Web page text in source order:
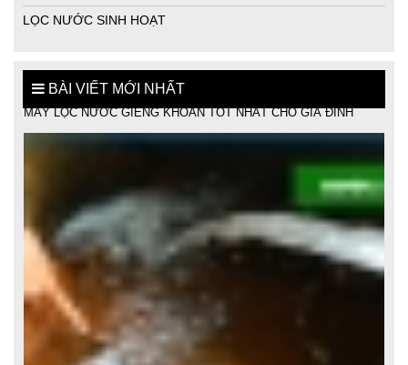
LỌC NƯỚC SINH HOẠT
BÀI VIẾT MỚI NHẤT
MÁY LỌC NƯỚC GIẾNG KHOAN TỐT NHẤT CHO GIA ĐÌNH